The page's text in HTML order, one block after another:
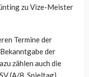
zu Vize-Meister
Termine der
der
zählen auch die
(A/8. Spieltag),